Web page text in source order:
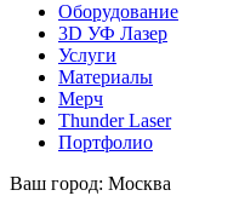
Оборудование
3D УФ Лазер
Услуги
Материалы
Мерч
Thunder Laser
Портфолио
Ваш город: Москва